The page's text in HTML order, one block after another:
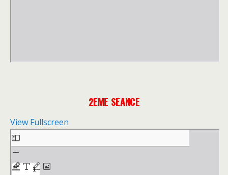
2EME SEANCE
View Fullscreen